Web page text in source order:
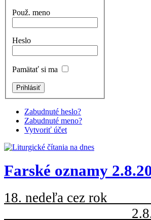
Použ. meno
Heslo
Pamätať si ma
Zabudnuté heslo?
Zabudnuté meno?
Vytvoriť účet
Farské oznamy
18.